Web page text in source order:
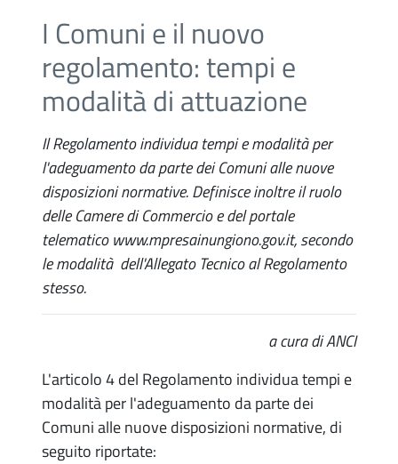
I Comuni e il nuovo
regolamento: tempi e
modalità di attuazione
Il Regolamento individua tempi e modalità per
l'adeguamento da parte dei Comuni alle nuove
disposizioni normative. Definisce inoltre il ruolo
delle Camere di Commercio e del portale
telematico www.mpresainungiono.gov.it, secondo
le modalità dell'Allegato Tecnico al Regolamento
stesso.
a cura di ANCI
L'articolo 4 del Regolamento individua tempi e
modalità per l'adeguamento da parte dei
Comuni alle nuove disposizioni normative, di
seguito riportate: